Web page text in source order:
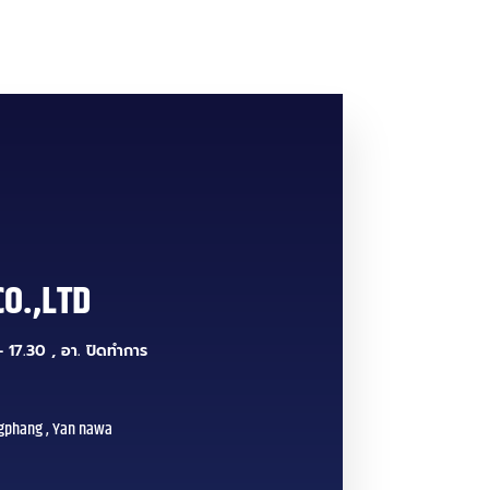
, อา. ปิดทำการ
, Yan nawa